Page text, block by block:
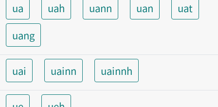
ua uah uann uan
uat
uang
uai uainn uainnh